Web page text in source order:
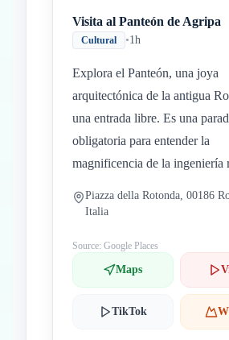
Visita al Panteón de Agripa
Cultural •1h
Explora el Panteón, una joya
arquitectónica de la antigua
una entrada libre. Es una
obligatoria para entender la
magnificencia de la ingeniería
Piazza della Rotonda, 00186
Italia
Source: Google Places
Maps
TikTok